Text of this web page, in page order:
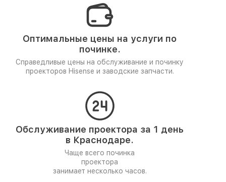
Оптимальные цены на услуги по
починке.
Справедливые цены на обслуживание и починку
проекторов Hisense и заводские запчасти.
Обслуживание проектора за 1 день
в Краснодаре.
Чаще всего починка
проектора
занимает несколько часов.